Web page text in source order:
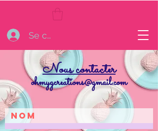
Se connecter
Nous contacter
ohmygcreations@gmail.com